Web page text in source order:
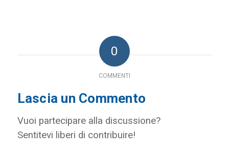
0
COMMENTI
Lascia un Commento
Vuoi partecipare alla discussione?
Sentitevi liberi di contribuire!